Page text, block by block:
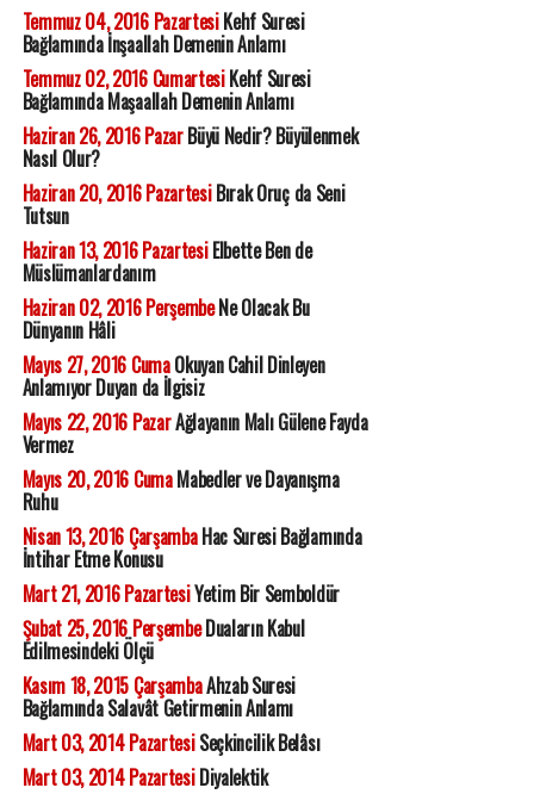
Temmuz 04, 2016 PazartesiKehf Suresi
Bağlamında İnşaallah Demenin Anlamı
Temmuz 02, 2016 CumartesiKehf Suresi
Bağlamında Maşaallah Demenin Anlamı
Haziran 26, 2016 PazarBüyü Nedir? Büyülenmek
Nasıl Olur?
Haziran 20, 2016 PazartesiBırak Oruç da Seni
Tutsun
Haziran 13, 2016 PazartesiElbette Ben de
Müslümanlardanım
Haziran 02, 2016 PerşembeNe Olacak Bu
Dünyanın Hâli
Mayıs 27, 2016 CumaOkuyan Cahil Dinleyen
Anlamıyor Duyan da İlgisiz
Mayıs 22, 2016 PazarAğlayanın Malı Gülene Fayda
Vermez
Mayıs 20, 2016 CumaMabedler ve Dayanışma
Ruhu
Nisan 13, 2016 ÇarşambaHac Suresi Bağlamında
İntihar Etme Konusu
Mart 21, 2016 PazartesiYetim Bir Semboldür
Şubat 25, 2016 PerşembeDuaların Kabul
Edilmesindeki Ölçü
Kasım 18, 2015 ÇarşambaAhzab Suresi
Bağlamında Salavât Getirmenin Anlamı
Mart 03, 2014 PazartesiSeçkincilik Belâsı
Mart 03, 2014 PazartesiDiyalektik